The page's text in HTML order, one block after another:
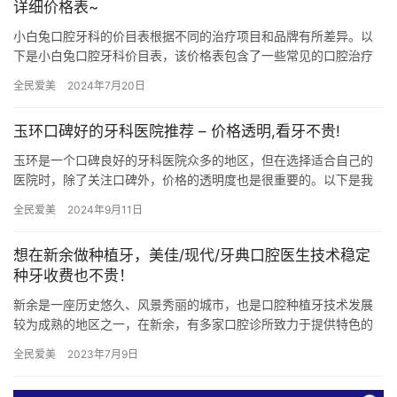
详细价格表~
小白兔口腔牙科的价目表根据不同的治疗项目和品牌有所差异。以
下是小白兔口腔牙科价目表，该价格表包含了一些常见的口腔治疗
所选材…
全民爱美 2024年7月20日
玉环口碑好的牙科医院推荐 – 价格透明,看牙不贵!
玉环是一个口碑良好的牙科医院众多的地区，但在选择适合自己的
医院时，除了关注口碑外，价格的透明度也是很重要的。以下是我
不贵的…
全民爱美 2024年9月11日
想在新余做种植牙，美佳/现代/牙典口腔医生技术稳定
种牙收费也不贵！
新余是一座历史悠久、风景秀丽的城市，也是口腔种植牙技术发展
较为成熟的地区之一，在新余，有多家口腔诊所致力于提供特色的
典口腔…
全民爱美 2023年7月9日